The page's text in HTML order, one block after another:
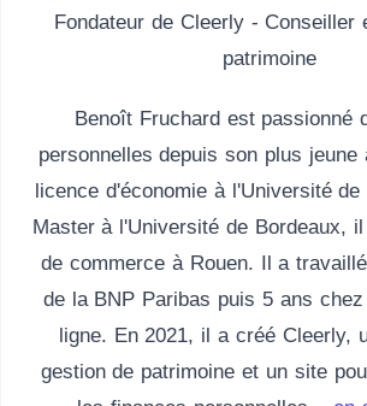
Fondateur de Cleerly - Conseiller
patrimoine
Benoît Fruchard est passionné
personnelles depuis son plus jeune
licence d'économie à l'Université
Master à l'Université de Bordeaux,
de commerce à Rouen. Il a
de la BNP Paribas puis 5 ans
ligne. En 2021, il a créé Cleerly,
gestion de patrimoine et un site